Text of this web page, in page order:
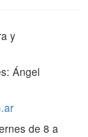
y
Ángel
de 8 a